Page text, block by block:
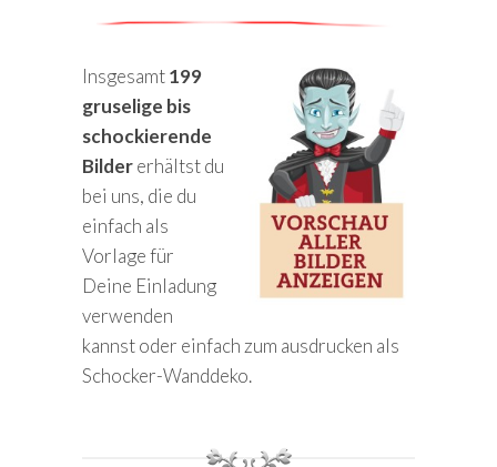
Insgesamt199
gruselige bis
schockierende
Bildererhältst du
bei uns, die du
einfach als
Vorlage für
Deine Einladung
verwenden
kannst oder einfach zum ausdrucken als
Schocker-Wanddeko.